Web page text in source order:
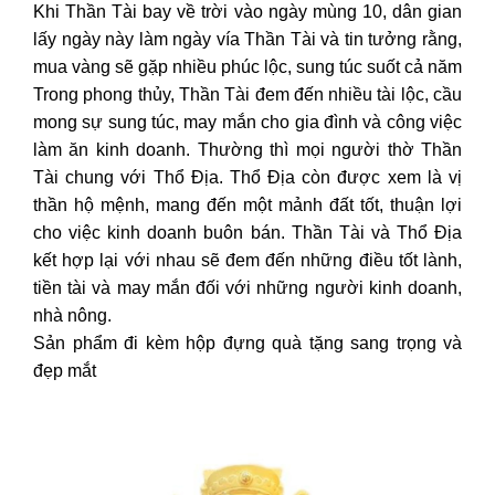
Khi Thần Tài bay về trời vào ngày mùng 10, dân gian
lấy ngày này làm ngày vía Thần Tài và tin tưởng rằng,
mua vàng sẽ gặp nhiều phúc lộc, sung túc suốt cả năm
Trong phong thủy, Thần Tài đem đến nhiều tài lộc, cầu
mong sự sung túc, may mắn cho gia đình và công việc
làm ăn kinh doanh. Thường thì mọi người thờ Thần
Tài chung với Thổ Địa. Thổ Địa còn được xem là vị
thần hộ mệnh, mang đến một mảnh đất tốt, thuận lợi
cho việc kinh doanh buôn bán. Thần Tài và Thổ Địa
kết hợp lại với nhau sẽ đem đến những điều tốt lành,
tiền tài và may mắn đối với những người kinh doanh,
nhà nông.
Sản phẩm đi kèm hộp đựng quà tặng sang trọng và
đẹp mắt